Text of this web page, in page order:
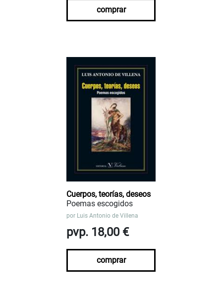
comprar
Cuerpos, teorías, deseos
Poemas escogidos
por Luis Antonio de Villena
pvp. 18,00 €
comprar